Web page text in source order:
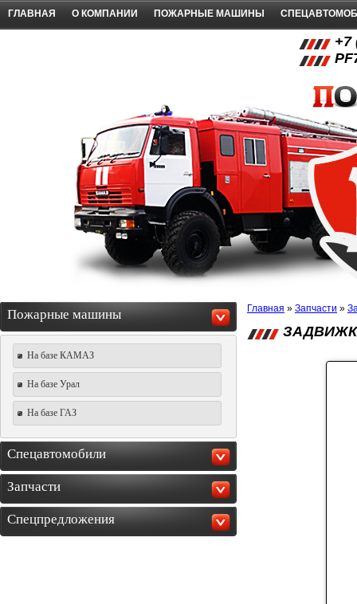
ГЛАВНАЯ О КОМПАНИИ ПОЖАРНЫЕ МАШИНЫ
+7
Пожарные машины
На базе КАМАЗ
На базе Урал
На базе ГАЗ
Спецавтомобили
Запчасти
Спецпредложения
Главная » Запчасти »